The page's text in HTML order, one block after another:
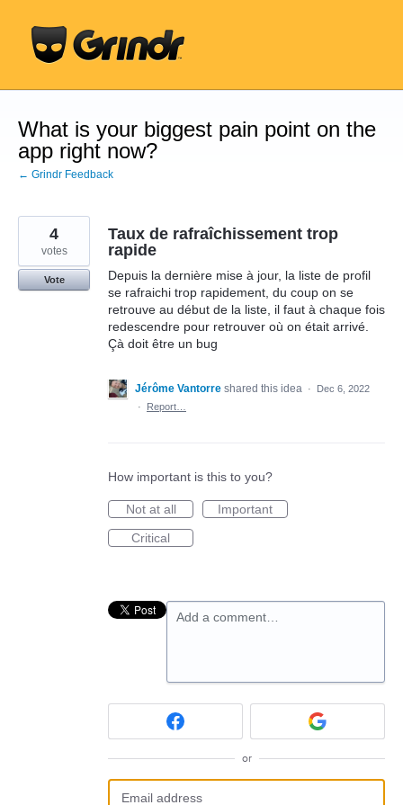
content
What is your biggest pain point on the
app right now?
← Grindr Feedback
Taux de rafraîchissement trop
rapide
Depuis la dernière mise à jour, la liste de profil
se rafraichi trop rapidement, du coup on se
retrouve au début de la liste, il faut à chaque fois
redescendre pour retrouver où on était arrivé.
Çà doit être un bug
4
votes
Vote
Jérôme Vantorre shared this idea ·
Dec 6, 2022
·
Report…
How important is this to you?
Not at all
Important
Critical
Add a comment…
or